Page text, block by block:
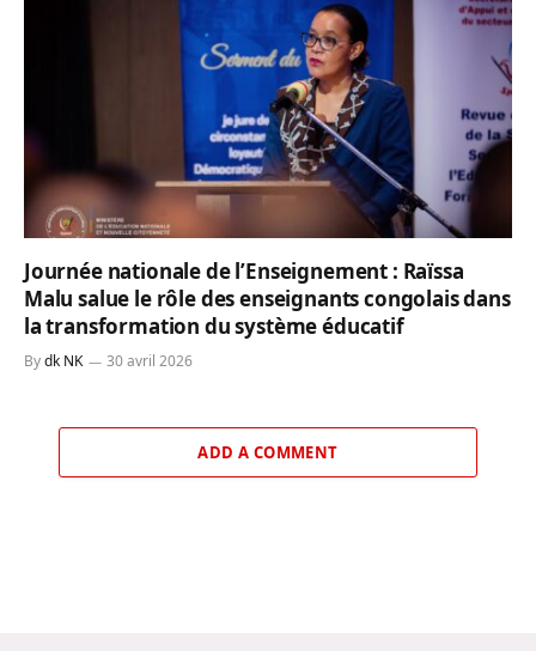
Journée nationale de l’Enseignement : Raïssa
Malu salue le rôle des enseignants congolais dans
la transformation du système éducatif
Bydk NK 30 avril 2026
ADD A COMMENT